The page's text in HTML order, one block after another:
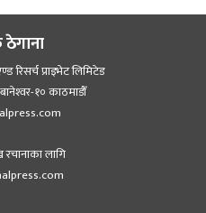
ठेगाना
रिसर्च प्राइभेट लिमिटेड
१० काठमाडौँ
लागि